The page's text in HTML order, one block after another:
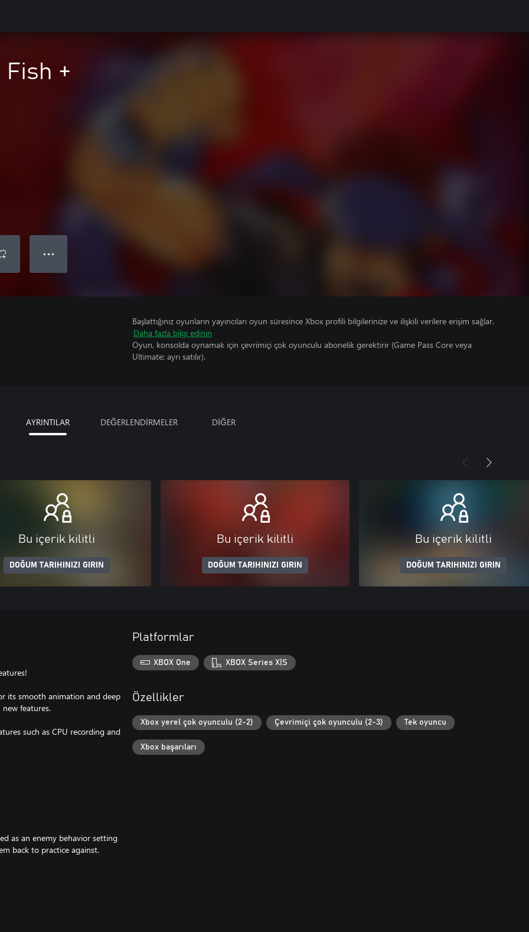
Fish +
● ● ●
Başlattığınız oyunların yayıncıları oyun süresince Xbox profili bilgilerinize ve ilişkili verilere erişim sağlar.
Daha fazla bilgi edinin
Oyun, konsolda oynamak için çevrimiçi çok oyunculu abonelik gerektirir (Game Pass Core veya
Ultimate; ayrı satılır).
AYRINTILAR DEĞERLENDİRMELER DİĞER
Bu içerik kilitli
DOĞUM TARIHINIZI GIRIN
Bu içerik kilitli
DOĞUM TARIHINIZI GIRIN
Bu içerik kilitli
DOĞUM TARIHINIZI GIRIN
its smooth animation and deep
features.
such as CPU recording and
as an enemy behavior setting
back to practice against.
Default color is LP.
Platformlar
XBOX One XBOX Series X|S
Özellikler
Xbox yerel çok oyunculu (2-2) Çevrimiçi çok oyunculu (2-3) Tek oyuncu
Xbox başarıları